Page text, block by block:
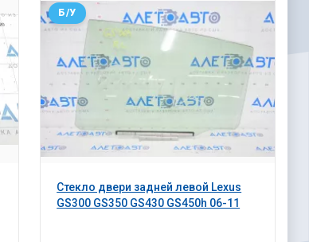
Стекло двери задней левой Lexus
GS300 GS350 GS430 GS450h 06-11
Б/У